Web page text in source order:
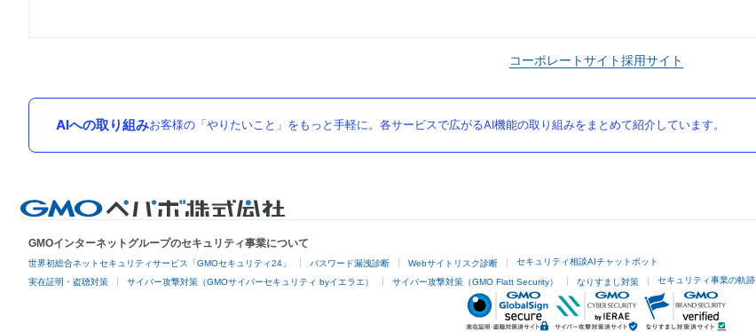
コーポレートサイト採用サイト
AIへの取り組みお客様の「やりたいこと」をもっと手軽に。各サービスで広がるAI機能の取り組みをまとめて紹介しています。
GMOインターネットグループのセキュリティ事業について
世界初総合ネットセキュリティサービス「GMOセキュリティ24」 パスワード漏洩診断 Webサイトリスク診断 セキュリティ相談AIチャットボット
実在証明・盗聴対策 サイバー攻撃対策（GMOサイバーセキュリティ byイエラエ） サイバー攻撃対策（GMO Flatt Security） なりすまし対策 セキュリティ事業の軌跡